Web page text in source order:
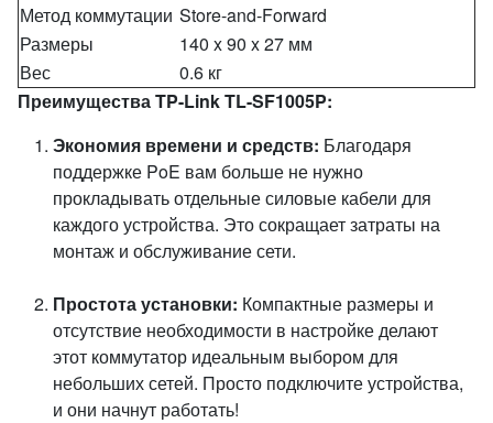
Метод коммутации Store-and-Forward
Размеры
140 x 90 x 27 мм
Вес
0.6 кг
Преимущества TP-Link TL-SF1005P:
Экономия времени и средств: Благодаря
поддержке PoE вам больше не нужно
прокладывать отдельные силовые кабели для
каждого устройства. Это сокращает затраты на
монтаж и обслуживание сети.
Простота установки: Компактные размеры и
отсутствие необходимости в настройке делают
этот коммутатор идеальным выбором для
небольших сетей. Просто подключите устройства,
и они начнут работать!